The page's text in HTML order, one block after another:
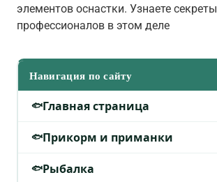
элементов оснастки. Узнаете секреты
профессионалов в этом деле
Навигация по сайту
Главная страница
Прикорм и приманки
Рыбалка